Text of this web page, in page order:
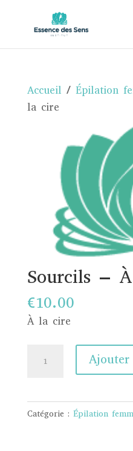
Accueil / Épilation
la cire
Sourcils –
€10.00
À la cire
-
À
Catégorie : Épilation